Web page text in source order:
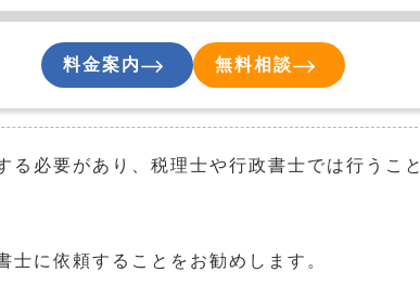
料金案内 無料相談
必要があり、税理士や行政書士では行うこと
に依頼することをお勧めします。